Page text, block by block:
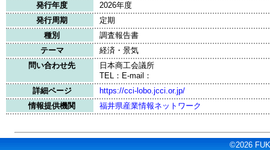
発行年度
2026年度
発行周期
定期
種別
調査報告書
テーマ
経済・景気
問い合わせ先
日本商工会議所
TEL：E-mail：
詳細ページ
https://cci-lobo.jcci.or.jp/
情報提供機関
福井県産業情報ネットワーク
©2026